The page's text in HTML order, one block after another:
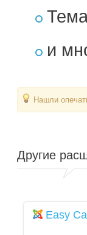
и
Нашли
Другие
Easy